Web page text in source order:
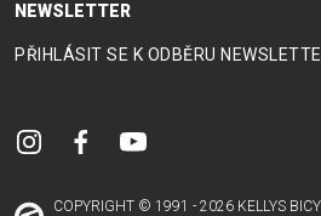
NEWSLETTER
PŘIHLÁSIT SE K ODBĚRU
COPYRIGHT © 1991 - 2026 KELLYS